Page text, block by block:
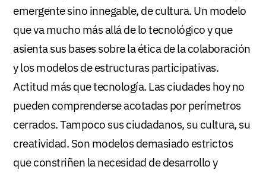
emergente sino innegable, de cultura. Un modelo
que va mucho más allá de lo tecnológico y que
asienta sus bases sobre la ética de la colaboración
y los modelos de estructuras participativas.
Actitud más que tecnología. Las ciudades hoy no
pueden comprenderse acotadas por perímetros
cerrados. Tampoco sus ciudadanos, su cultura, su
creatividad. Son modelos demasiado estrictos
que constriñen la necesidad de desarrollo y